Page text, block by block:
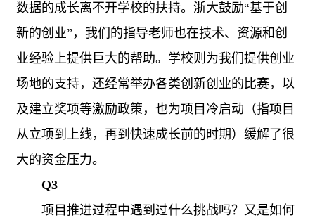
数据的成长离不开学校的扶持。浙大鼓励“基于创
新的创业”，我们的指导老师也在技术、资源和创
业经验上提供巨大的帮助。学校则为我们提供创业
场地的支持，还经常举办各类创新创业的比赛，以
及建立奖项等激励政策，也为项目冷启动（指项目
从立项到上线，再到快速成长前的时期）缓解了很
大的资金压力。
Q3
项目推进过程中遇到过什么挑战吗？又是如何